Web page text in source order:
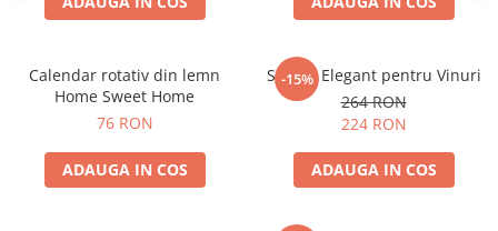
Calendar rotativ din lemn
Home Sweet Home
76 RON
ADAUGA IN COS
-15%
Suport Elegant pentru Vinuri
264 RON
224 RON
ADAUGA IN COS